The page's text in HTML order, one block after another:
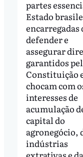
partes
Estado
encarregadas
defender e
assegurar
garantidos
Constituição
chocam com
interesses de
acumulação
capital do
agronegócio,
indústrias